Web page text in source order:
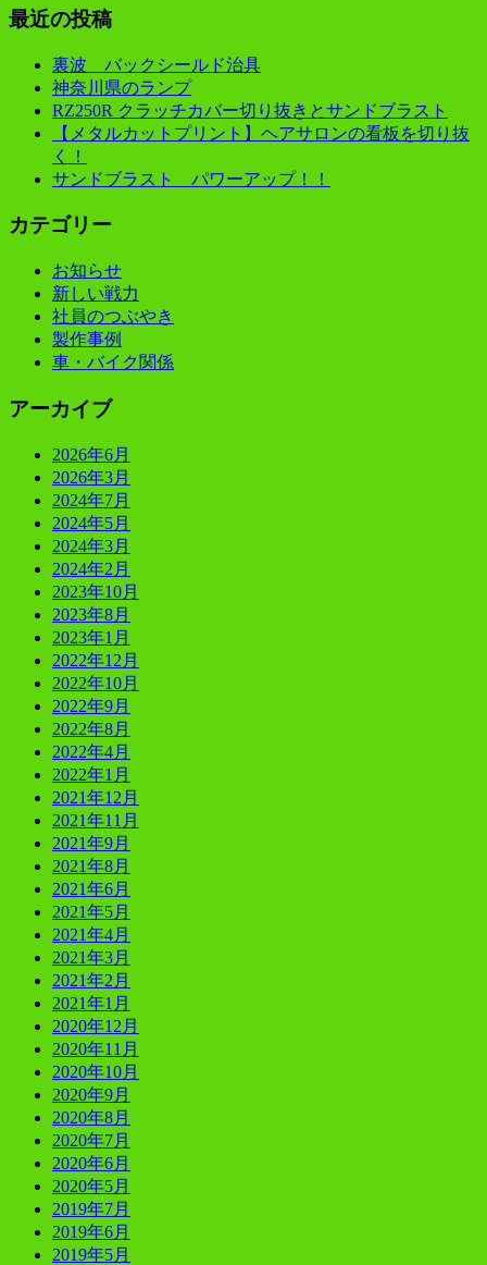
最近の投稿
裏波 バックシールド治具
神奈川県のランプ
RZ250R クラッチカバー切り抜きとサンドブラスト
【メタルカットプリント】ヘアサロンの看板を切り抜
く！
サンドブラスト パワーアップ！！
カテゴリー
お知らせ
新しい戦力
社員のつぶやき
製作事例
車・バイク関係
アーカイブ
2026年6月
2026年3月
2024年7月
2024年5月
2024年3月
2024年2月
2023年10月
2023年8月
2023年1月
2022年12月
2022年10月
2022年9月
2022年8月
2022年4月
2022年1月
2021年12月
2021年11月
2021年9月
2021年8月
2021年6月
2021年5月
2021年4月
2021年3月
2021年2月
2021年1月
2020年12月
2020年11月
2020年10月
2020年9月
2020年8月
2020年7月
2020年6月
2020年5月
2019年7月
2019年6月
2019年5月